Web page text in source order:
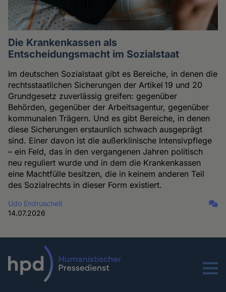
Die Krankenkassen als
Entscheidungsmacht im Sozialstaat
Im deutschen Sozialstaat gibt es Bereiche, in denen die
rechtsstaatlichen Sicherungen der Artikel 19 und 20
Grundgesetz zuverlässig greifen: gegenüber
Behörden, gegenüber der Arbeitsagentur, gegenüber
kommunalen Trägern. Und es gibt Bereiche, in denen
diese Sicherungen erstaunlich schwach ausgeprägt
sind. Einer davon ist die außerklinische Intensivpflege
– ein Feld, das in den vergangenen Jahren politisch
neu reguliert wurde und in dem die Krankenkassen
eine Machtfülle besitzen, die in keinem anderen Teil
des Sozialrechts in dieser Form existiert.
Udo Endruscheit
14.07.2026
Menu